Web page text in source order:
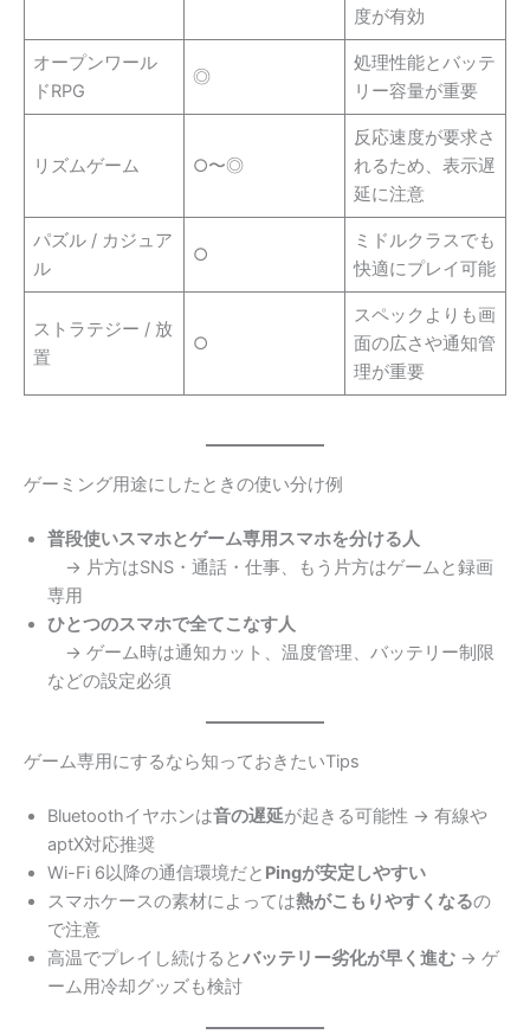
度が有効
オープンワール
ドRPG
◎
処理性能とバッテ
リー容量が重要
リズムゲーム ○〜◎
反応速度が要求さ
れるため、表示遅
延に注意
パズル / カジュア
ル
○
ミドルクラスでも
快適にプレイ可能
ストラテジー / 放
置
○
スペックよりも画
面の広さや通知管
理が重要
ゲーミング用途にしたときの使い分け例
普段使いスマホとゲーム専用スマホを分ける人
→ 片方はSNS・通話・仕事、もう片方はゲームと録画
専用
ひとつのスマホで全てこなす人
→ ゲーム時は通知カット、温度管理、バッテリー制限
などの設定必須
ゲーム専用にするなら知っておきたいTips
Bluetoothイヤホンは音の遅延が起きる可能性 → 有線や
aptX対応推奨
Wi-Fi 6以降の通信環境だと Pingが安定しやすい
スマホケースの素材によっては熱がこもりやすくなるの
で注意
高温でプレイし続けるとバッテリー劣化が早く進む → ゲ
ーム用冷却グッズも検討